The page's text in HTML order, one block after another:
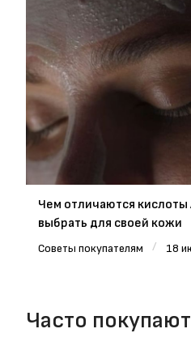
Чем отличаются кислоты
выбрать для своей кожи
Советы покупателям / 18
Часто